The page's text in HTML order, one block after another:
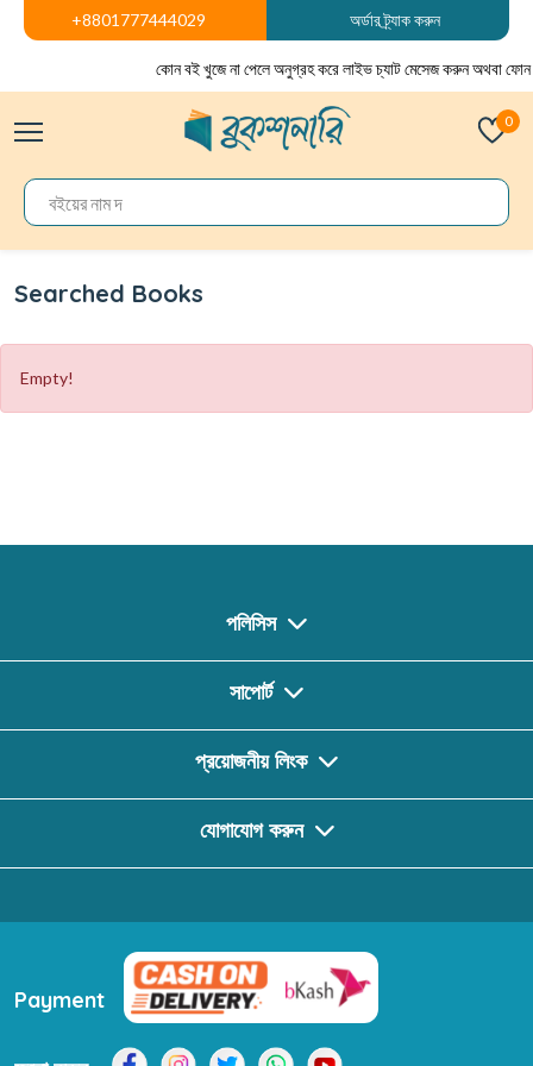
+8801777444029 অর্ডার ট্র্যাক করুন
কোন বই খুজে না পেলে অনুগ্রহ করে লাইভ চ্যাট মেসেজ করুন অথবা
0
Searched Books
Empty!
পলিসিস
সাপোর্ট
প্রয়োজনীয় লিংক
যোগাযোগ করুন
Payment